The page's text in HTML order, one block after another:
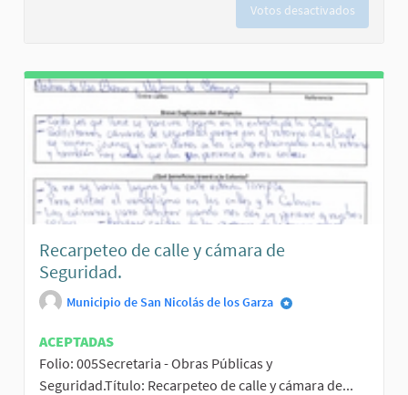
Votos desactivados
Recarpeteo de calle y cámara de
Seguridad.
Municipio de San Nicolás de los Garza
ACEPTADAS
Folio: 005Secretaria - Obras Públicas y
Seguridad.Título: Recarpeteo de calle y cámara de...